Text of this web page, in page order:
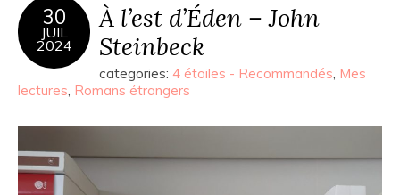
30
JUIL
2024
À l’est d’Éden – John
Steinbeck
categories: 4 étoiles - Recommandés, Mes
lectures, Romans étrangers